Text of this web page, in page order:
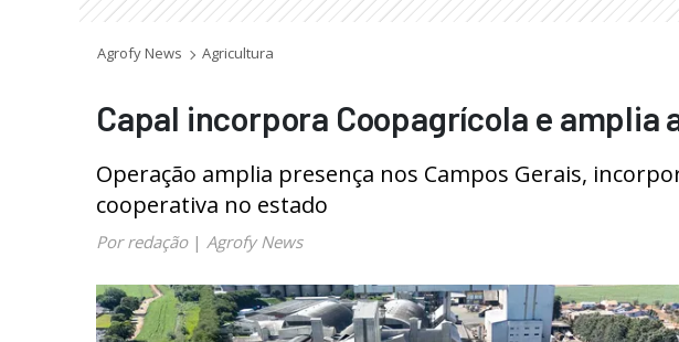
Agrofy News Agricultura
Capal incorpora Coopagrícola e amplia
Operação amplia presença nos Campos Gerais,
cooperativa no estado
Por redação| Agrofy News